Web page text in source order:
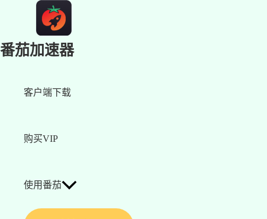
番茄加速器
客户端下载
购买VIP
使用番茄